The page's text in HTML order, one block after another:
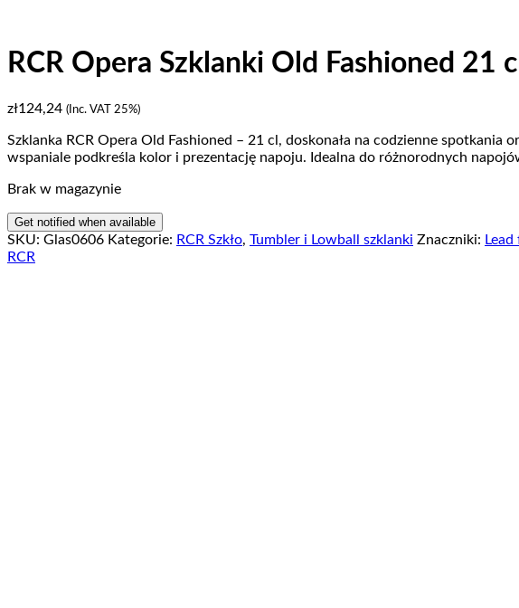
RCR Opera Szklanki Old Fashioned 21
zł124,24 (Inc. VAT 25%)
Szklanka RCR Opera Old Fashioned – 21 cl, doskonała na codzienne
wspaniale podkreśla kolor i prezentację napoju. Idealna do różnorodnych
Brak w magazynie
SKU: Glas0606 Kategorie: RCR Szkło, Tumbler i Lowball szklanki Znaczniki:
RCR